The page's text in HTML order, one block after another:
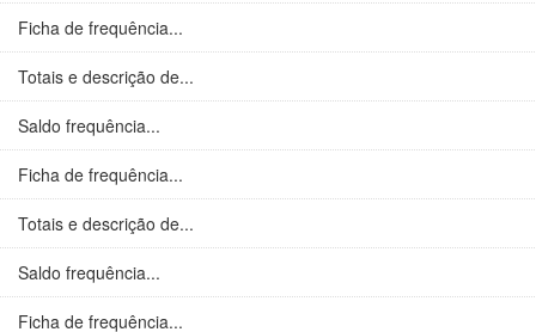
Ficha de frequência...
Totais e descrição de...
Saldo frequência...
Ficha de frequência...
Totais e descrição de...
Saldo frequência...
Ficha de frequência...